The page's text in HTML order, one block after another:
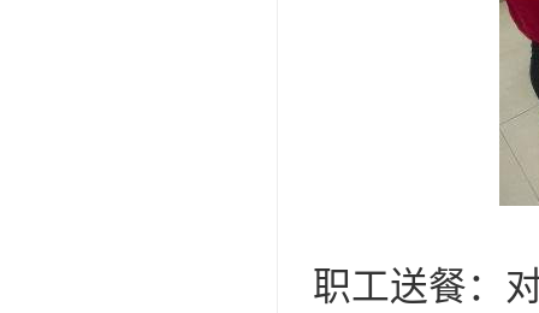
职工送餐：